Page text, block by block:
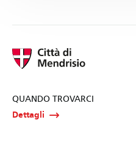
QUANDO TROVARCI
Dettagli